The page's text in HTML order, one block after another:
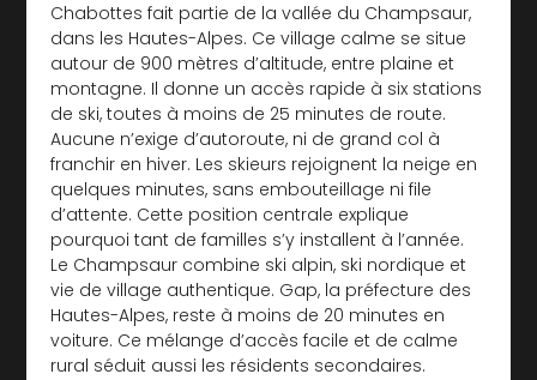
Chabottes fait partie de la vallée du Champsaur,
dans les Hautes-Alpes. Ce village calme se situe
autour de 900 mètres d’altitude, entre plaine et
montagne. Il donne un accès rapide à six stations
de ski, toutes à moins de 25 minutes de route.
Aucune n’exige d’autoroute, ni de grand col à
franchir en hiver. Les skieurs rejoignent la neige en
quelques minutes, sans embouteillage ni file
d’attente. Cette position centrale explique
pourquoi tant de familles s’y installent à l’année.
Le Champsaur combine ski alpin, ski nordique et
vie de village authentique. Gap, la préfecture des
Hautes-Alpes, reste à moins de 20 minutes en
voiture. Ce mélange d’accès facile et de calme
rural séduit aussi les résidents secondaires.